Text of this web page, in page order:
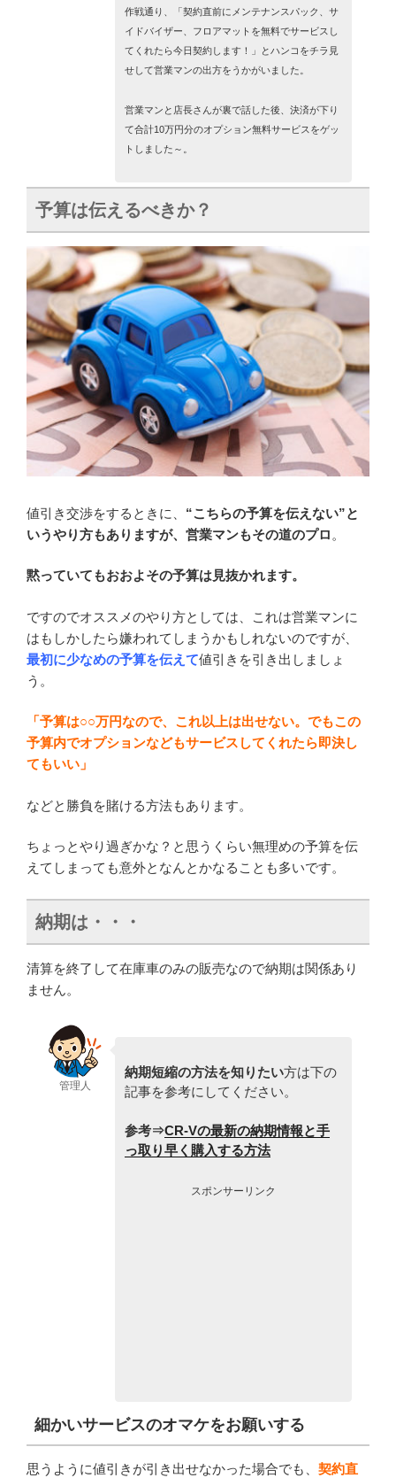
作戦通り、「契約直前にメンテナンスパック、サ
イドバイザー、フロアマットを無料でサービスし
てくれたら今日契約します！」とハンコをチラ見
せして営業マンの出方をうかがいました。
営業マンと店長さんが裏で話した後、決済が下り
て合計10万円分のオプション無料サービスをゲッ
トしました～。
予算は伝えるべきか？
値引き交渉をするときに、 “こちらの予算を伝えない”と
いうやり方もありますが、営業マンもその道のプロ 。
黙っていてもおおよその予算は見抜かれます。
ですのでオススメのやり方としては、これは営業マンに
はもしかしたら嫌われてしまうかもしれないのですが、
最初に少なめの予算を伝えて値引きを引き出しましょ
う。
「予算は○○万円なので、これ以上は出せない。でもこの
予算内でオプションなどもサービスしてくれたら即決し
てもいい」
などと勝負を賭ける方法もあります。
ちょっとやり過ぎかな？と思うくらい無理めの予算を伝
えてしまっても意外となんとかなることも多いです。
納期は・・・
清算を終了して在庫車のみの販売なので納期は関係あり
ません。
管理人
納期短縮の方法を知りたい方は下の
記事を参考にしてください。
参考⇒CR-Vの最新の納期情報と手
っ取り早く購入する方法
スポンサーリンク
細かいサービスのオマケをお願いする
思うように値引きが引き出せなかった場合でも、 契約直